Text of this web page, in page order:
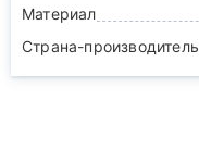
Материал
Страна-производитель